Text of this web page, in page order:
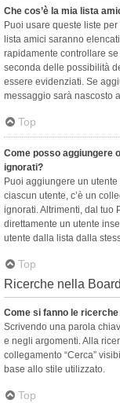
Che cos’è la mia lista
Puoi usare queste liste
lista amici saranno
rapidamente controllare
seconda delle possibilità
essere evidenziati. Se
messaggio sarà nascosto
Top
Come posso aggiungere
ignorati?
Puoi aggiungere un
ciascun utente, c’è un
ignorati. Altrimenti, dal tuo
direttamente un utente
utente dalla lista dalla
Top
Ricerche nella Board
Come si fanno le
Scrivendo una parola
e negli argomenti. Alla
collegamento “Cerca”
base allo stile utilizzato.
Top